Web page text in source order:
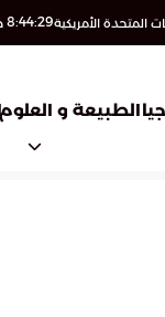
المتحدة الأمريكية8:44:30
الطبيعة و العلوم